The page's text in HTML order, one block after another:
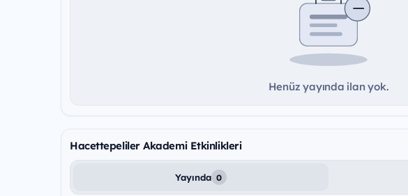
Henüz yayında ilan yok.
Hacettepeliler Akademi Etkinlikleri
Yayında 0